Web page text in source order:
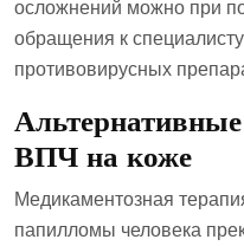
осложнений можно при
обращения к
противовирусных
ВПЧ на коже
Медикаментозная
папилломы человека